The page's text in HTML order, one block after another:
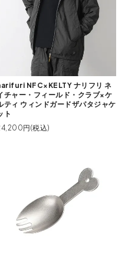
NFC×KELTY ナリフリ ネ
チャー・フィールド・クラブ×ケ
ティ ウィンドガードザパタジャケ
ト
円(税込)